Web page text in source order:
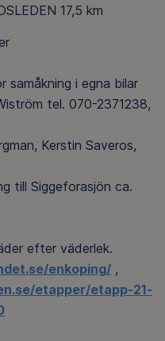
17,5 km
samåkning i egna bilar
tel. 070-2371238,
Kerstin Saveros,
till Siggeforasjön ca.
efter väderlek.
enkoping/ ,
etapper/etapp-21-